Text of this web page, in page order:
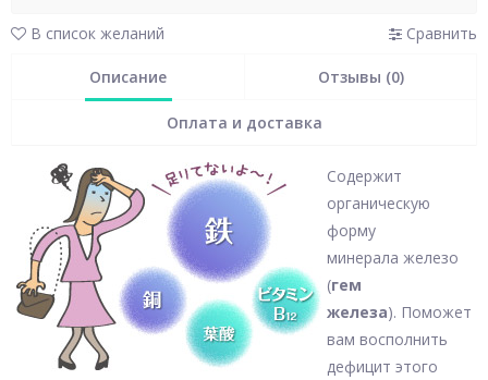
В список желаний Сравнить
Описание Отзывы (0)
Оплата и доставка
Содержит
органическую
форму
минерала железо
(гем
железа). Поможет
вам восполнить
дефицит этого